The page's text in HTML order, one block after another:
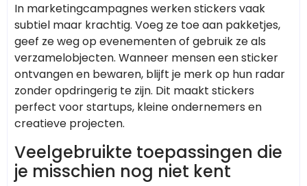
In marketingcampagnes werken stickers vaak
subtiel maar krachtig. Voeg ze toe aan pakketjes,
geef ze weg op evenementen of gebruik ze als
verzamelobjecten. Wanneer mensen een sticker
ontvangen en bewaren, blijft je merk op hun radar
zonder opdringerig te zijn. Dit maakt stickers
perfect voor startups, kleine ondernemers en
creatieve projecten.
Veelgebruikte toepassingen die
je misschien nog niet kent